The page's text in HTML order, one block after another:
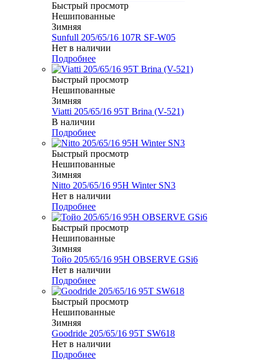
Быстрый просмотр
Нешипованные
Зимняя
Sunfull 205/65/16 107R SF-W05
Нет в наличии
Подробнее
Быстрый просмотр
Нешипованные
Зимняя
Viatti 205/65/16 95T Brina (V-521)
В наличии
Подробнее
Быстрый просмотр
Нешипованные
Зимняя
Nitto 205/65/16 95H Winter SN3
Нет в наличии
Подробнее
Быстрый просмотр
Нешипованные
Зимняя
Тойо 205/65/16 95H OBSERVE GSi6
Нет в наличии
Подробнее
Быстрый просмотр
Нешипованные
Зимняя
Goodride 205/65/16 95T SW618
Нет в наличии
Подробнее